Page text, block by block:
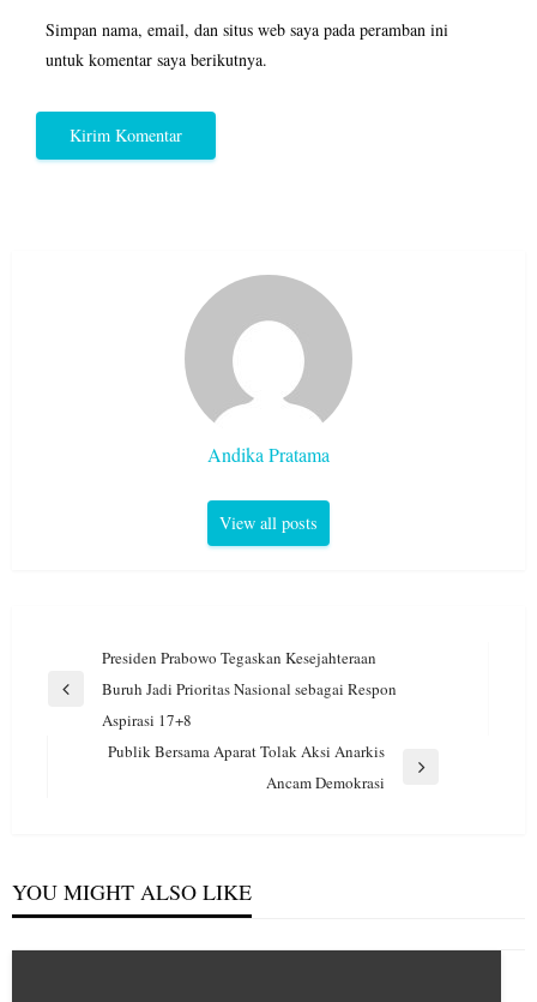
Simpan nama, email, dan situs web saya pada peramban ini
untuk komentar saya berikutnya.
Andika Pratama
View all posts
Navigasi
pos
Presiden Prabowo Tegaskan Kesejahteraan
Buruh Jadi Prioritas Nasional sebagai Respon
Aspirasi 17+8
Publik Bersama Aparat Tolak Aksi Anarkis
Ancam Demokrasi
YOU MIGHT ALSO LIKE